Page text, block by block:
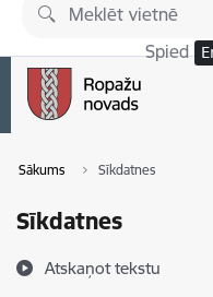
Pāriet uz lapas saturu
Spied
Sākums Sīkdatnes
Sīkdatnes
Atskaņot tekstu